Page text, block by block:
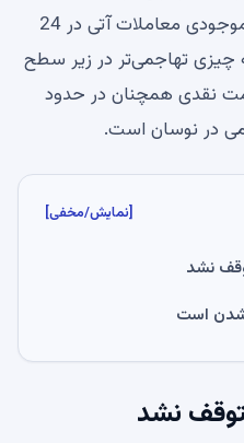
افزایش قابل توجه 83 درصدی موجودی معاملات آتی در 24
تهاجمی‌تر در زیر سطح
نقدی همچنان در حدود
[نمایش/مخفی]
شدن است